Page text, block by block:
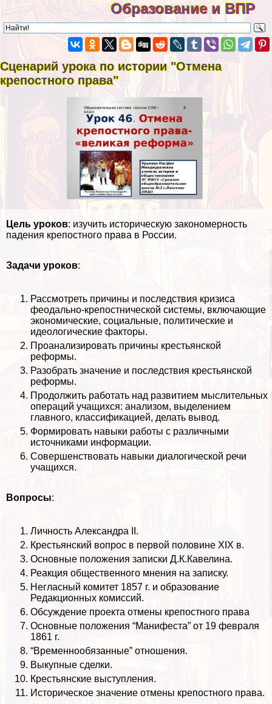
Образование и ВПР
Сценарий урока по истории "Отмена
крепостного права"
Цель уроков: изучить историческую закономерность
падения крепостного права в России.
Задачи уроков:
Рассмотреть причины и последствия кризиса
феодально-крепостнической системы, включающие
экономические, социальные, политические и
идеологические факторы.
Проанализировать причины крестьянской
реформы.
Разобрать значение и последствия крестьянской
реформы.
Продолжить работать над развитием мыслительных
операций учащихся: анализом, выделением
главного, классификацией, делать вывод.
Формировать навыки работы с различными
источниками информации.
Совершенствовать навыки диалогической речи
учащихся.
Вопросы:
Личность Александра II.
Крестьянский вопрос в первой половине XIX в.
Основные положения записки Д.К.Кавелина.
Реакция общественного мнения на записку.
Негласный комитет 1857 г. и образование
Редакционных комиссий.
Обсуждение проекта отмены крепостного права
Основные положения “Манифеста” от 19 февраля
1861 г.
“Временнообязанные” отношения.
Выкупные сделки.
Крестьянские выступления.
Историческое значение отмены крепостного права.